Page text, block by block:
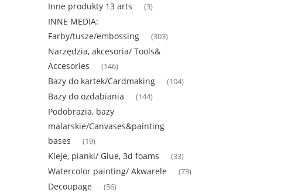
Inne produkty 13 arts (3)
INNE MEDIA:
Farby/tusze/embossing
(303)
Narzędzia, akcesoria/ Tools&
Accesories
(146)
Bazy do kartek/Cardmaking (104)
Bazy do ozdabiania (144)
Podobrazia, bazy
malarskie/Canvases&painting
bases
(19)
Kleje, pianki/ Glue, 3d foams (33)
Watercolor painting/ Akwarele (73)
Decoupage (56)